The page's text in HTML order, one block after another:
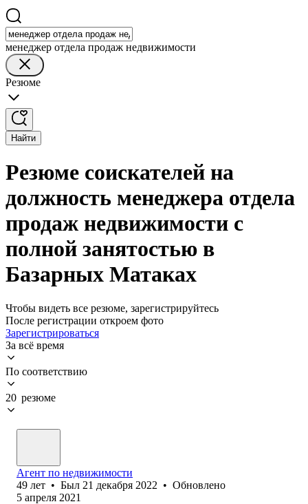
менеджер отдела продаж недвижимости
Резюме
Найти
Резюме соискателей на
должность менеджера отдела
продаж недвижимости с
полной занятостью в
Базарных Матаках
Чтобы видеть все резюме, зарегистрируйтесь
После регистрации откроем фото
Зарегистрироваться
За всё время
По соответствию
20 резюме
Агент по недвижимости
49 лет • Был 21 декабря 2022 • Обновлено
5 апреля 2021